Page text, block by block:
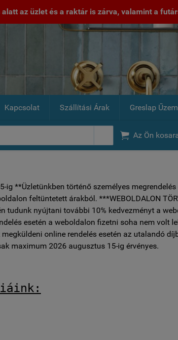
az üzlet és a raktár is zárva, valamint a
Kapcsolat Szállítási Árak Greslap Űzem
 Az Ön
ig **Üzletünkben történő személyes
feltüntetett árakból. ***WEBOLDALON
tudunk nyújtani további 10% kedvezményt a
esetén a weboldalon fizetni soha nem volt
online rendelés esetén az utalandó
maximum 2026 augusztus 15-ig érvényes.